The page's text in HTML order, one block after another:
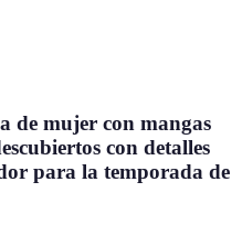
de mujer con mangas
con detalles
para la temporada de